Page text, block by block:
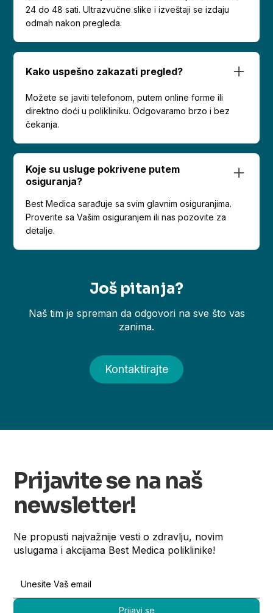
24 do 48 sati. Ultrazvučne slike i izveštaji se izdaju
odmah nakon pregleda.
Kako uspešno zakazati pregled?
Možete se javiti telefonom, putem online forme ili
direktno doći u polikliniku. Odgovaramo brzo i bez
čekanja.
Koje su usluge pokrivene putem
osiguranja?
Best Medica sarađuje sa svim glavnim osiguranjima.
Proverite sa Vašim osiguranjem ili nas pozovite za
detalje.
Još pitanja?
Naš tim je spreman da odgovori na sve što vas
zanima.
Kontaktirajte
Prijavite se na naš
newsletter!
Ne propusti najvažnije vesti o zdravlju, novim
uslugama i akcijama Best Medica poliklinike!